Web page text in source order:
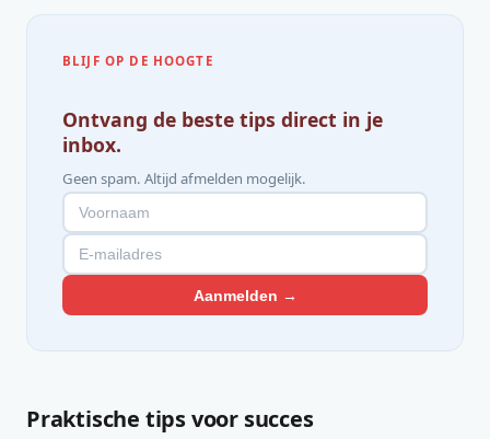
BLIJF OP DE HOOGTE
Ontvang de beste tips direct in je
inbox.
Geen spam. Altijd afmelden mogelijk.
Aanmelden →
Praktische tips voor succes